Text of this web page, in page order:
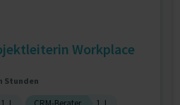
Workplace
Stunden